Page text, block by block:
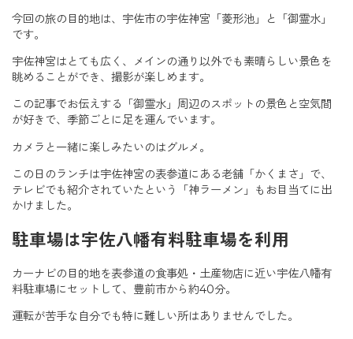
今回の旅の目的地は、宇佐市の宇佐神宮「菱形池」と「御霊水」
です。
宇佐神宮はとても広く、メインの通り以外でも素晴らしい景色を
眺めることができ、撮影が楽しめます。
この記事でお伝えする「御霊水」周辺のスポットの景色と空気間
が好きで、季節ごとに足を運んでいます。
カメラと一緒に楽しみたいのはグルメ。
この日のランチは宇佐神宮の表参道にある老舗「かくまさ」で、
テレビでも紹介されていたという「神ラーメン」もお目当てに出
かけました。
駐車場は宇佐八幡有料駐車場を利用
カーナビの目的地を表参道の食事処・土産物店に近い宇佐八幡有
料駐車場にセットして、豊前市から約40分。
運転が苦手な自分でも特に難しい所はありませんでした。